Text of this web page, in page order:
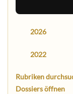
2026
2022
Rubriken
Dossiers öffnen